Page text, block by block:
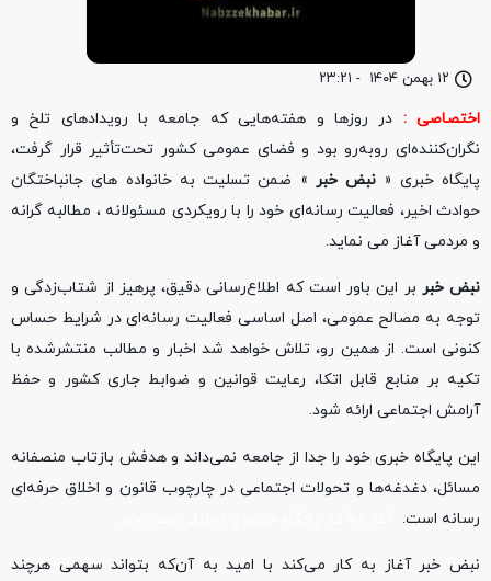
۱۲ بهمن ۱۴۰۴ - ۲۳:۲۱
اختصاصی : در روزها و هفته‌هایی که جامعه با رویدادهای تلخ و
نگران‌کننده‌ای روبه‌رو بود و فضای عمومی کشور تحت‌تأثیر قرار گرفت،
پایگاه خبری « نبض خبر » ضمن تسلیت به خانواده های جانباختگان
حوادث اخیر، فعالیت رسانه‌ای خود را با رویکردی مسئولانه ، مطالبه گرانه
و مردمی آغاز می نماید.
نبض خبر بر این باور است که اطلاع‌رسانی دقیق، پرهیز از شتاب‌زدگی و
توجه به مصالح عمومی، اصل اساسی فعالیت رسانه‌ای در شرایط حساس
کنونی است. از همین رو، تلاش خواهد شد اخبار و مطالب منتشرشده با
تکیه بر منابع قابل اتکا، رعایت قوانین و ضوابط جاری کشور و حفظ
آرامش اجتماعی ارائه شود.
این پایگاه خبری خود را جدا از جامعه نمی‌داند و هدفش بازتاب منصفانه
مسائل، دغدغه‌ها و تحولات اجتماعی در چارچوب قانون و اخلاق حرفه‌ای
رسانه است.
نبض خبر آغاز به کار می‌کند با امید به آن‌که بتواند سهمی هرچند